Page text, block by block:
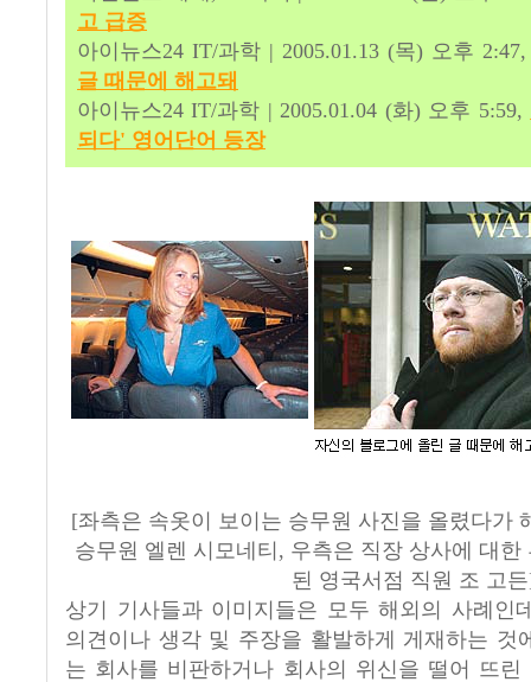
고 급증
아이뉴스24 IT/과학 | 2005.01.13 (목) 오후
글 때문에 해고돼
아이뉴스24 IT/과학 | 2005.01.04 (화) 오후 5:59,
되다' 영어단어 등장
[좌측은 속옷이 보이는 승무원 사진을 올렸다가
승무원 엘렌 시모네티, 우측은 직장 상사에 대한
된 영국서점 직원 조 고
상기 기사들과 이미지들은 모두 해외의 사례인
의견이나 생각 및 주장을 활발하게 게재하는 것
는 회사를 비판하거나 회사의 위신을 떨어 뜨